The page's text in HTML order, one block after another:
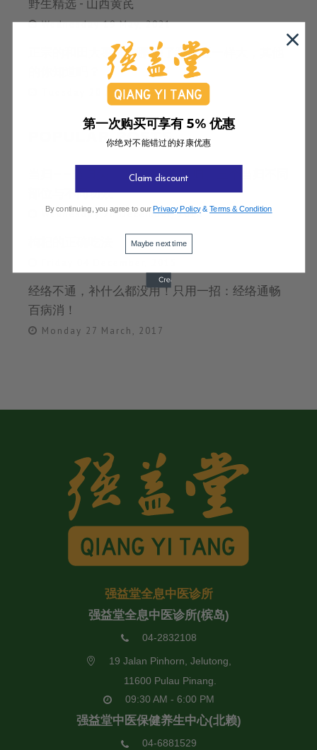
野生精选 - 山西黄芪
Wednesday 19 May, 2021
正宗的和田大枣好在哪,除了和鸡蛋一样大，其他
Tuesday 20 April, 2021
POPULAR POSTS
当归——当归头，当归尾，全当归、三个当归不同
部位与不同功效
Wednesday 28 December, 2016
经络不通，补什么都没用！只用一招：经络通畅
百病消！
Monday 27 March, 2017
强益堂全息中医诊所
强益堂全息中医诊所(槟岛)
04-2832108
19 Jalan Pinhorn, Jelutong,
11600 Pulau Pinang.
09:30 AM - 6:00 PM
强益堂中医保健养生中心(北赖)
04-6881529
第一次购买可享有 5% 优惠
你绝对不能错过的好康优惠
Claim discount
By continuing, you agree to our Privacy Policy&Terms & Condition
Maybe next time